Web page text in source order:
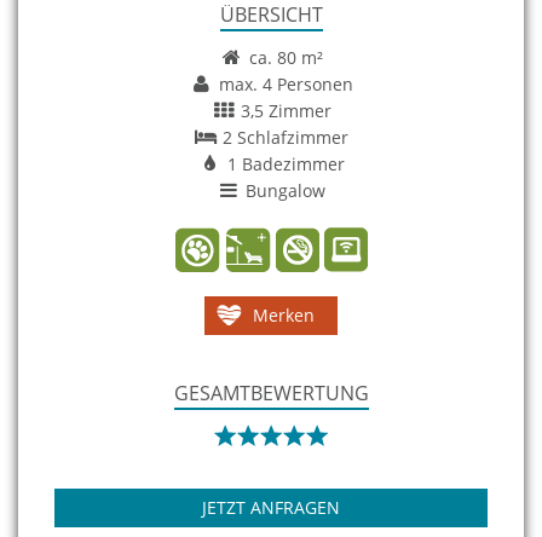
ÜBERSICHT
ca. 80 m²
max. 4 Personen
3,5 Zimmer
2 Schlafzimmer
1 Badezimmer
Bungalow
Merken
GESAMTBEWERTUNG
JETZT ANFRAGEN